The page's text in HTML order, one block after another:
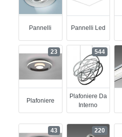
Pannelli Pannelli Led
Plafoniere
23
Plafoniere Da
Interno
544
43 220